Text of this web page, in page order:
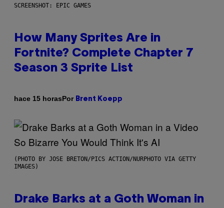
SCREENSHOT: EPIC GAMES
How Many Sprites Are in
Fortnite? Complete Chapter 7
Season 3 Sprite List
hace 15 horasPor Brent Koepp
(PHOTO BY JOSE BRETON/PICS ACTION/NURPHOTO VIA GETTY
IMAGES)
Drake Barks at a Goth Woman in